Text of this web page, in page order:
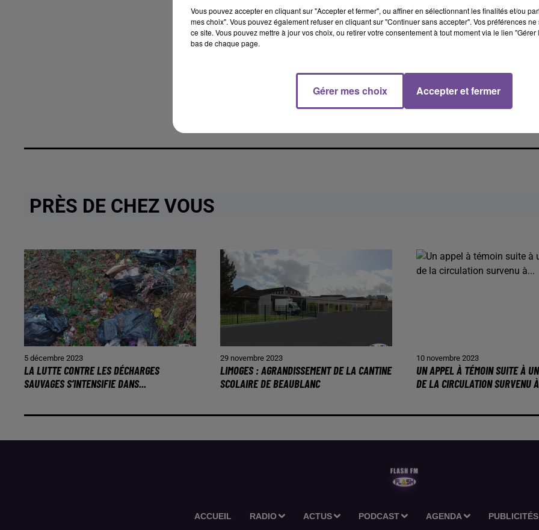
PRÈS DE CHEZ VOUS
5 décembre 2023
LA LUTTE CONTRE LES DÉCHARGES
SAUVAGES S’INTENSIFIE DANS...
29 novembre 2023
LIMOGES : AGRANDISSEMENT DE LA CANTINE
SCOLAIRE DE BEAUBLANC
10 novembre 2023
UN APPEL À TÉMOIN SUITE À
DE LA CIRCULATION SURVENU
ACCUEIL RADIO ACTUS PODCAST AGENDA PUBLICITÉS
Vous pouvez accepter en cliquant sur "Accepter et fermer", ou affiner en sélectionnant les finalités et/ou
mes choix". Vous pouvez également refuser en cliquant sur "Continuer sans accepter". Vos préférences
ce site. Vous pouvez mettre à jour vos choix, ou retirer votre consentement à tout moment via le lien
bas de chaque page.
Gérer mes choix Accepter et fermer